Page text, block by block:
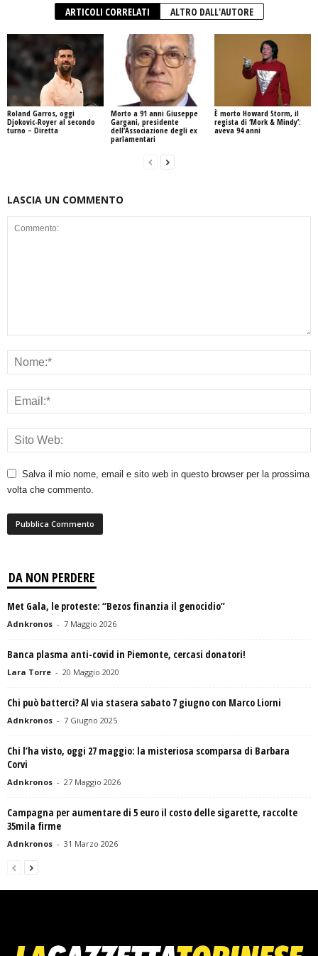
ARTICOLI CORRELATI ALTRO DALL'AUTORE
Roland Garros, oggi
Djokovic-Royer al secondo
turno – Diretta
Morto a 91 anni Giuseppe
Gargani, presidente
dell’Associazione degli ex
parlamentari
È morto Howard Storm, il
regista di ‘Mork & Mindy’:
aveva 94 anni
LASCIA UN COMMENTO
Salva il mio nome, email e sito web in questo browser per la prossima
volta che commento.
DA NON PERDERE
Met Gala, le proteste: “Bezos finanzia il genocidio”
Adnkronos - 7 Maggio 2026
Banca plasma anti-covid in Piemonte, cercasi donatori!
Lara Torre - 20 Maggio 2020
Chi può batterci? Al via stasera sabato 7 giugno con Marco Liorni
Adnkronos - 7 Giugno 2025
Chi l’ha visto, oggi 27 maggio: la misteriosa scomparsa di Barbara
Corvi
Adnkronos - 27 Maggio 2026
Campagna per aumentare di 5 euro il costo delle sigarette, raccolte
35mila firme
Adnkronos - 31 Marzo 2026